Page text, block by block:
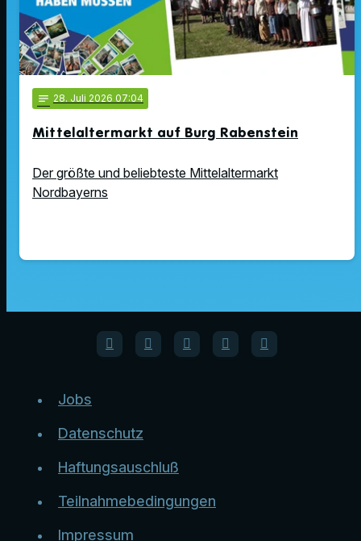
notes 28. Juli 2026 07:04
Mittelaltermarkt auf Burg Rabenstein
Der größte und beliebteste Mittelaltermarkt
Nordbayerns
Jobs
Datenschutz
Haftungsauschluß
Teilnahmebedingungen
Impressum